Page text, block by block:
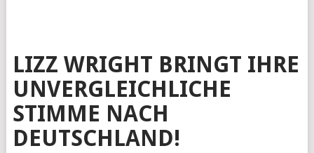
LIZZ WRIGHT BRINGT IHRE
UNVERGLEICHLICHE
STIMME NACH
DEUTSCHLAND!